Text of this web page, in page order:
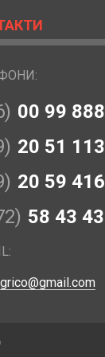
00 99 888
20 51 113
20 59 416
58 43 43